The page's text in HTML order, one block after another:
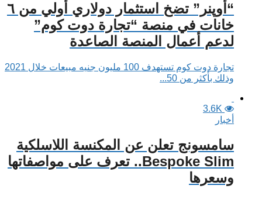
“أوپنر” تضخ استثمار دولاري أولي من ٦
خانات في منصة “تجارة دوت كوم”
لدعم أعمال المنصة الصاعدة
تجارة دوت كوم تستهدف 100 مليون جنيه مبيعات خلال 2021
وذلك بأكثر من 50...
3.6K
أخبار
سامسونج تعلن عن المكنسة اللاسلكية
Bespoke Slim.. تعرف على مواصفاتها
وسعرها